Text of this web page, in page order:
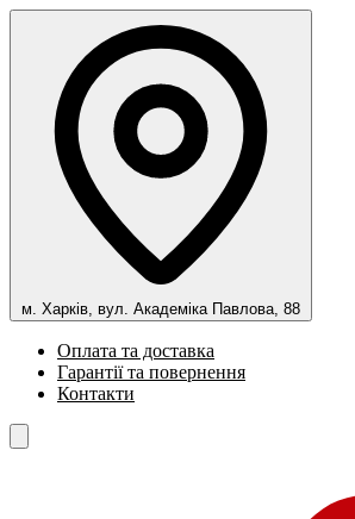
м. Харків, вул. Академіка Павлова, 88
Оплата та доставка
Гарантії та повернення
Контакти